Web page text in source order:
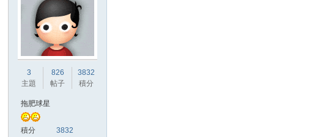
3
主題
826
帖子
3832
積分
拖肥球星
積分 3832